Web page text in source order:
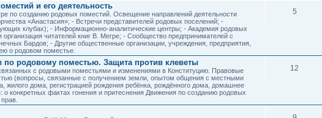
и его деятельность
по созданию родовых поместий. Освещение направлений деятельности
«Анастасия»; - Встречи представителей родовых поселений; -
клубах); - Информационно-аналитические центры; - Академия родовых
читателей книг В. Мегре; - Сообщество предпринимателей с
Бардов; - Другие общественные организации, учреждения, предприятия,
о родовом поместье.
5
родовому поместью. Защита против клеветы
с родовыми поместьями и изменениями в Конституцию. Правовые
(вопросы, связанные с получением земли, опытом общения с местными
жилого дома, регистрацией рождения ребёнка, рождённого дома, домашнее
о конкретных фактах гонения и притеснения Движения по созданию родовых
12